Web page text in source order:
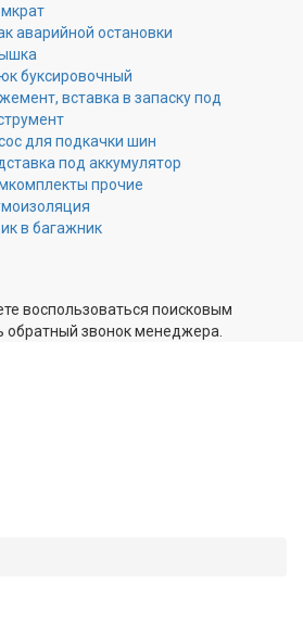
аварийной остановки
буксировочный
вставка в запаску под
для подкачки шин
под аккумулятор
прочие
в багажник
воспользоваться поисковым
обратный звонок менеджера.